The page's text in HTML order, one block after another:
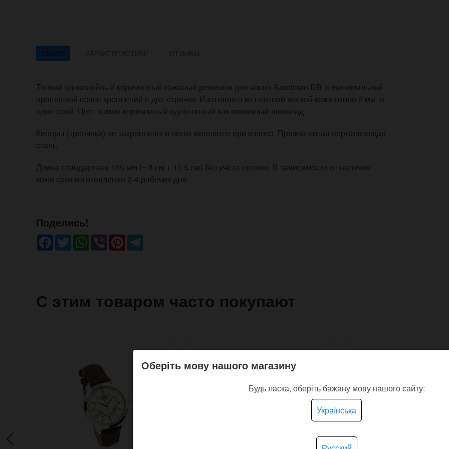
ОБЗОР
Тонкий однослойный коричневый кожаный ремешок для часов Sandman DB с минимальной
прошивкой возле креплений в две строчки. Изготовлен из плотной мягкой кожи около 2 мм, в
один слой. Цвет темно-коричневый однотонный как молочный шоколад.
Киперы (тренчики) не закреплены и легко меняются при износе. Пряжка литая нержавеющая
сталь.
Длина стандартная 195 мм (~ 8 см + 11.5 см) без учёта пряжки. В зависимости от наличия
кожи срок изготовления 2-4 рабочих дня.
Поделись!
Facebook
TwitterWhatsApp
ViberPinterest
С этим товаром часто покупают
Оберіть мову нашого магазину
Будь ласка, оберіть бажану мову нашого сайту:
Українська